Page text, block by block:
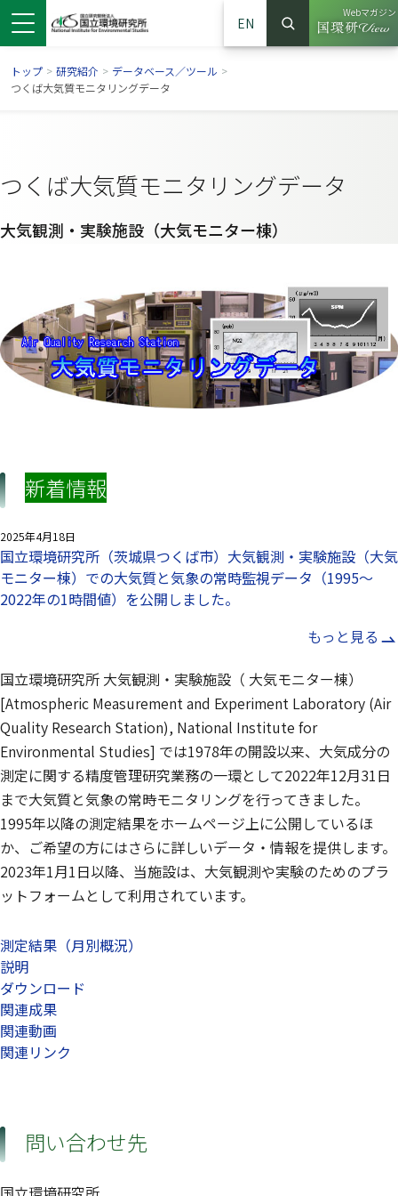
ドウで開きます）
ンドウで開きます）
ウインドウで開きます）
EN
サイト内検索
検索
Webマガジン
（別ウイ
トップ > 研究紹介 > データベース／ツール >
つくば大気質モニタリングデータ
つくば大気質モニタリングデータ
大気観測・実験施設（大気モニター棟）
新着情報
2025年4月18日
国⽴環境研究所（茨城県つくば市）⼤気観測・実験施設（⼤気
モニター棟）での大気質と気象の常時監視データ（1995～
2022年の1時間値）を公開しました。
もっと見る
国立環境研究所 大気観測・実験施設（ 大気モニター棟）
[Atmospheric Measurement and Experiment Laboratory (Air
Quality Research Station), National Institute for
Environmental Studies] では1978年の開設以来、大気成分の
測定に関する精度管理研究業務の一環として2022年12月31日
まで大気質と気象の常時モニタリングを行ってきました。
1995年以降の測定結果をホームページ上に公開しているほ
か、ご希望の方にはさらに詳しいデータ・情報を提供します。
2023年1月1日以降、当施設は、大気観測や実験のためのプラ
ットフォームとして利用されています。
測定結果（月別概況）
説明
ダウンロード
関連成果
関連動画
関連リンク
問い合わせ先